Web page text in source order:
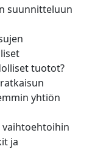
suunnitteluun
tuotot?
yhtiön
vaihtoehtoihin
ja